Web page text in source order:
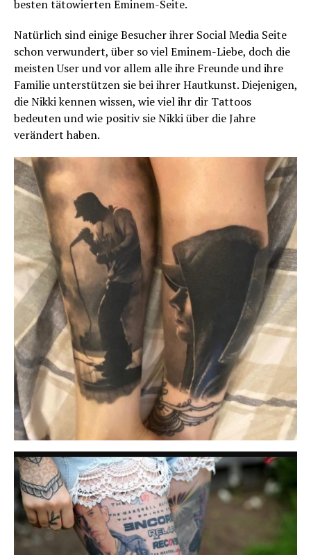
besten tätowierten Eminem-Seite.
Natürlich sind einige Besucher ihrer Social Media Seite
schon verwundert, über so viel Eminem-Liebe, doch die
meisten User und vor allem alle ihre Freunde und ihre
Familie unterstützen sie bei ihrer Hautkunst. Diejenigen,
die Nikki kennen wissen, wie viel ihr dir Tattoos
bedeuten und wie positiv sie Nikki über die Jahre
verändert haben.